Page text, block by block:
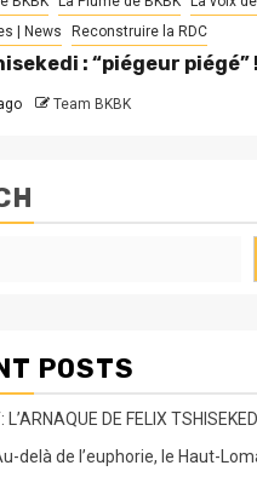
| News
Reconstruire la RDC
: “piégeur piégé” !
Team BKBK
POSTS
L’ARNAQUE DE FELIX TSHISEKEDI
delà de l’euphorie, le Haut-